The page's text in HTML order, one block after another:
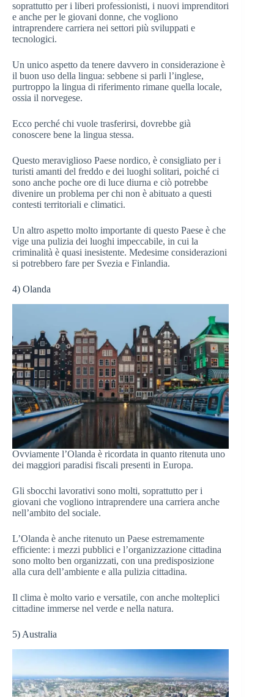
soprattutto per i liberi professionisti, i nuovi imprenditori
e anche per le giovani donne, che vogliono
intraprendere carriera nei settori più sviluppati e
tecnologici.
Un unico aspetto da tenere davvero in considerazione è
il buon uso della lingua: sebbene si parli l’inglese,
purtroppo la lingua di riferimento rimane quella locale,
ossia il norvegese.
Ecco perché chi vuole trasferirsi, dovrebbe già
conoscere bene la lingua stessa.
Questo meraviglioso Paese nordico, è consigliato per i
turisti amanti del freddo e dei luoghi solitari, poiché ci
sono anche poche ore di luce diurna e ciò potrebbe
divenire un problema per chi non è abituato a questi
contesti territoriali e climatici.
Un altro aspetto molto importante di questo Paese è che
vige una pulizia dei luoghi impeccabile, in cui la
criminalità è quasi inesistente. Medesime considerazioni
si potrebbero fare per Svezia e Finlandia.
4) Olanda
Ovviamente l’Olanda è ricordata in quanto ritenuta uno
dei maggiori paradisi fiscali presenti in Europa.
Gli sbocchi lavorativi sono molti, soprattutto per i
giovani che vogliono intraprendere una carriera anche
nell’ambito del sociale.
L’Olanda è anche ritenuto un Paese estremamente
efficiente: i mezzi pubblici e l’organizzazione cittadina
sono molto ben organizzati, con una predisposizione
alla cura dell’ambiente e alla pulizia cittadina.
Il clima è molto vario e versatile, con anche molteplici
cittadine immerse nel verde e nella natura.
5) Australia